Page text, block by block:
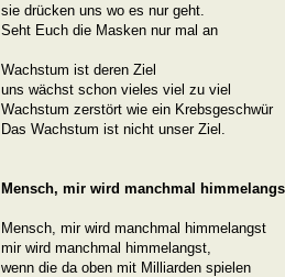
sie drücken uns wo es nur geht.
Seht Euch die Masken nur mal an
Wachstum ist deren Ziel
uns wächst schon vieles viel zu viel
Wachstum zerstört wie ein Krebsgeschwür
Das Wachstum ist nicht unser Ziel.
Mensch, mir wird manchmal
Mensch, mir wird manchmal himmelangst
mir wird manchmal himmelangst,
wenn die da oben mit Milliarden spielen